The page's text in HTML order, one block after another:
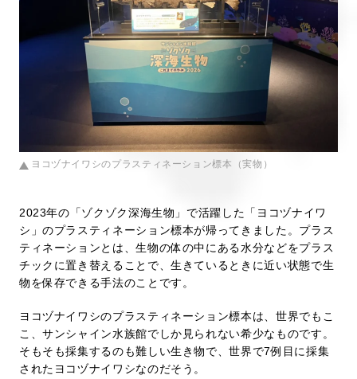
ヨコヅナイワシのプラスティネーション標本（実物）
2023年の「ゾクゾク深海生物」で活躍した「ヨコヅナイワ
シ」のプラスティネーション標本が帰ってきました。プラス
ティネーションとは、生物の体の中にある水分などをプラス
チックに置き替えることで、生きているときに近い状態で生
物を保存できる手法のことです。
ヨコヅナイワシのプラスティネーション標本は、世界でもこ
こ、サンシャイン水族館でしか見られない希少なものです。
そもそも採集するのも難しい生き物で、世界で7例目に採集
されたヨコヅナイワシなのだそう。